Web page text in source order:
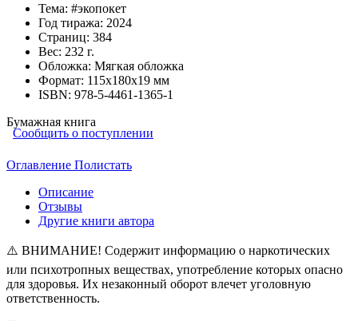
Тема: #экопокет
Год тиража: 2024
Страниц: 384
Вес: 232 г.
Обложка: Мягкая обложка
Формат: 115х180х19 мм
ISBN: 978-5-4461-1365-1
Бумажная книга
Сообщить о поступлении
Оглавление Полистать
Описание
Отзывы
Другие книги автора
⚠️ ВНИМАНИЕ! Содержит информацию о наркотических
или психотропных веществах, употребление которых опасно
для здоровья. Их незаконный оборот влечет уголовную
ответственность.